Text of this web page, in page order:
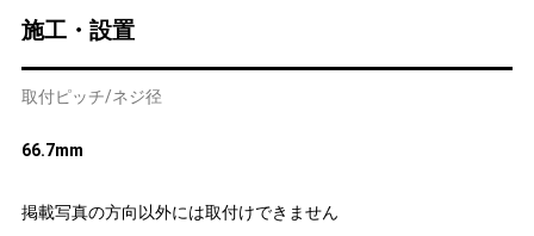
施工・設置
取付ピッチ/ネジ径
66.7mm
掲載写真の方向以外には取付けできません